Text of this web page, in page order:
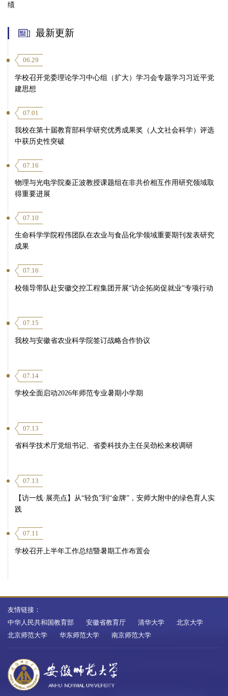
绩
最新更新
06.29
学校召开党委理论学习中心组（扩大）学习会专题学习习近平党
建思想
07.01
我校在第十届教育部科学研究优秀成果奖（人文社会科学）评选
中获历史性突破
07.16
物理与光电学院秦正波教授课题组在非共价相互作用研究领域取
得重要进展
07.10
生命科学学院程伟团队在农业与食品化学领域重要期刊发表研究
成果
07.16
校领导带队赴安徽交控工程集团开展“访企拓岗促就业”专项行动
07.15
我校与安徽省农业科学院签订战略合作协议
07.14
学校全面启动2026年师范专业暑期小学期
07.13
省科学技术厅党组书记、省委科技办主任吴劲松来校调研
07.13
【访一线·展亮点】从“轻负”到“金牌”，安师大附中的绿色育人实
践
07.11
学校召开上半年工作总结暨暑期工作布置会
友情链接：
中华人民共和国教育部
安徽省教育厅 清华大学
北京大学
北京师范大学
华东师范大学 南京师范大学